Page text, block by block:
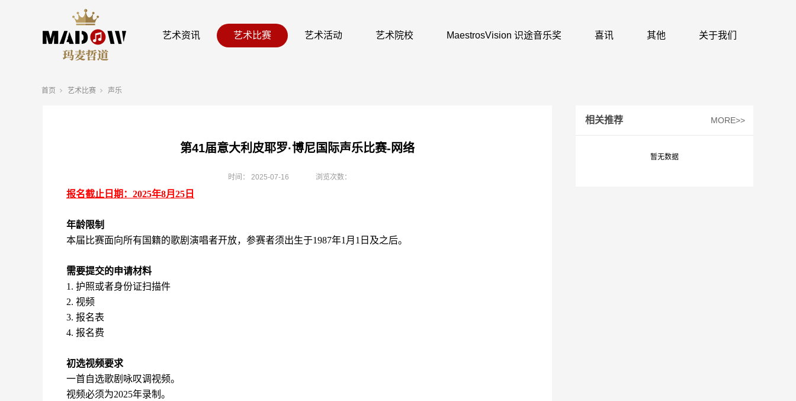
艺术资讯 艺术比赛 艺术活动 艺术院校 MaestrosVision 识途音乐奖 喜讯 其他 关于我们
首页 艺术比赛 声乐
第41届意大利皮耶罗·博尼国际声乐比赛-网络
时间： 2025-07-16 浏览次数：
报名截止日期：2025年8月25日
年龄限制
本届比赛面向所有国籍的歌剧演唱者开放，参赛者须出生于1987年1月1日及之后。
需要提交的申请材料
1. 护照或者身份证扫描件
2. 视频
3. 报名表
4. 报名费
初选视频要求
一首自选歌剧咏叹调视频。
视频必须为2025年录制。
相关推荐 MORE>>
暂无数据